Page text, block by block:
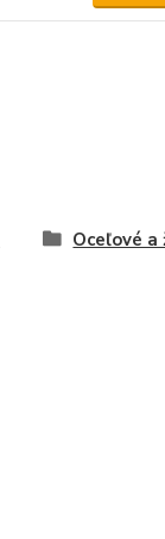
Oceľové a